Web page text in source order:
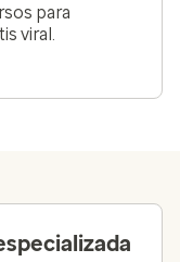
para
viral.